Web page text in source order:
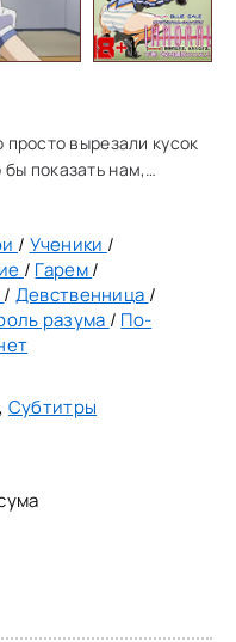
просто вырезали кусок
показать нам,
то
/ Ученики /
/ Гарем/
/ Девственница /
разума / По-
, Субтитры